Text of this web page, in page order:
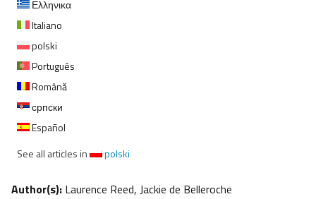
Ελληνικα
Italiano
polski
Português
Română
српски
Español
See all articles in
polski
Author(s): Laurence Reed, Jackie de Belleroche